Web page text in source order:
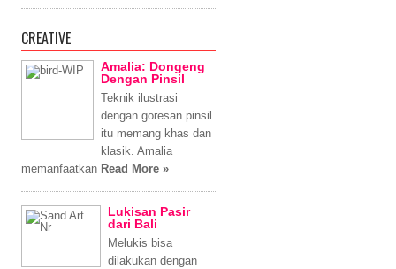
CREATIVE
Amalia: Dongeng
Dengan Pinsil
Teknik ilustrasi
dengan goresan pinsil
itu memang khas dan
klasik. Amalia
memanfaatkan Read More »
Lukisan Pasir
dari Bali
Melukis bisa
dilakukan dengan